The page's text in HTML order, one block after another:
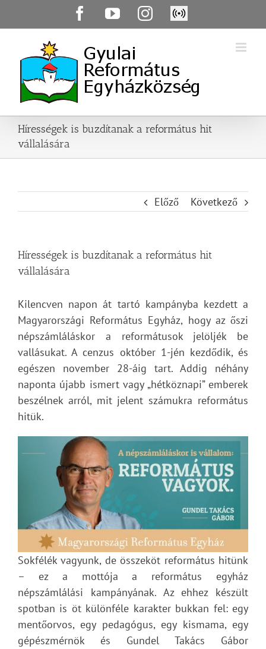
FacebookYouTubeInstagram
Élő
közvetítés
Hírességek is buzdítanak a református hit
vállalására
Előző Következő
Hírességek is buzdítanak a református hit
vállalására
Kilencven napon át tartó kampányba kezdett a
Magyarországi Református Egyház, hogy az őszi
népszámláláskor a reformátusok jelöljék be
vallásukat. A cenzus október 1-jén kezdődik, és
egészen november 28-áig tart. Addig néhány
naponta újabb ismert vagy „hétköznapi” emberek
beszélnek arról, mit jelent számukra református
hitük.
Sokfélék vagyunk, de összeköt református hitünk
– ez a mottója a református egyház
népszámlálási kampányának. Az ehhez készült
spotban is öt különféle karakter bukkan fel: egy
mentőorvos, egy pedagógus, egy kismama, egy
gépészmérnök és Gundel Takács Gábor